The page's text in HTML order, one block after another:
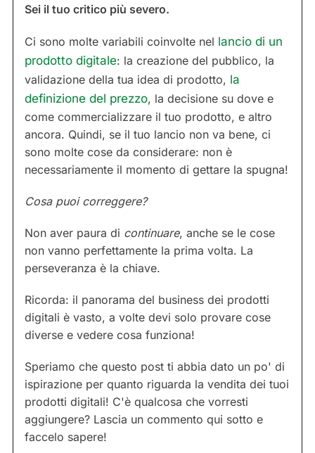
Sei il tuo critico più severo.
Ci sono molte variabili coinvolte nel lancio di un
prodotto digitale: la creazione del pubblico, la
validazione della tua idea di prodotto, la
definizione del prezzo, la decisione su dove e
come commercializzare il tuo prodotto, e altro
ancora. Quindi, se il tuo lancio non va bene, ci
sono molte cose da considerare: non è
necessariamente il momento di gettare la spugna!
Cosa puoi correggere?
Non aver paura di continuare, anche se le cose
non vanno perfettamente la prima volta. La
perseveranza è la chiave.
Ricorda: il panorama del business dei prodotti
digitali è vasto, a volte devi solo provare cose
diverse e vedere cosa funziona!
Speriamo che questo post ti abbia dato un po' di
ispirazione per quanto riguarda la vendita dei tuoi
prodotti digitali! C'è qualcosa che vorresti
aggiungere? Lascia un commento qui sotto e
faccelo sapere!